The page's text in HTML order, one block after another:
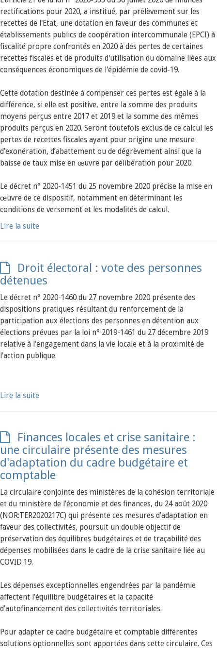
rectifications pour 2020, a institué, par prélèvement sur les
recettes de l'Etat, une dotation en faveur des communes et
établissements publics de coopération intercommunale (EPCI) à
fiscalité propre confrontés en 2020 à des pertes de certaines
recettes fiscales et de produits d'utilisation du domaine liées aux
conséquences économiques de l'épidémie de covid-19.
Cette dotation destinée à compenser ces pertes est égale à la
différence, si elle est positive, entre la somme des produits
moyens perçus entre 2017 et 2019 et la somme des mêmes
produits perçus en 2020. Seront toutefois exclus de ce calcul les
pertes de recettes fiscales ayant pour origine une mesure
d’exonération, d’abattement ou de dégrèvement ainsi que la
baisse de taux mise en œuvre par délibération pour 2020.
Le décret n° 2020-1451 du 25 novembre 2020 précise la mise en
œuvre de ce dispositif, notamment en déterminant les
conditions de versement et les modalités de calcul.
Lire la suite
Droit électoral : vote des personnes
détenues
Le décret n° 2020-1460 du 27 novembre 2020 présente des
dispositions pratiques résultant du renforcement de la
participation aux élections des personnes en détention aux
élections prévues par la loi n° 2019-1461 du 27 décembre 2019
relative à l'engagement dans la vie locale et à la proximité de
l'action publique.
Lire la suite
Finances locales et crise sanitaire :
une circulaire présente des mesures
d'adaptation du cadre budgétaire et
comptable
La circulaire conjointe des ministères de la cohésion territoriale
et du ministère de l’économie et des finances, du 24 août 2020
(NOR:TER2020217C) qui présente ces mesures d'adaptation en
faveur des collectivités, poursuit un double objectif de
préservation des équilibres budgétaires et de traçabilité des
dépenses mobilisées dans le cadre de la crise sanitaire liée au
COVID 19.
Les dépenses exceptionnelles engendrées par la pandémie
affectent l’équilibre budgétaires et la capacité
d’autofinancement des collectivités territoriales.
Pour adapter ce cadre budgétaire et comptable différentes
solutions optionnelles sont apportées dans cette circulaire. Ces